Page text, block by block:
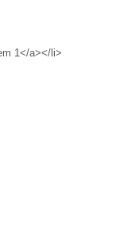
1</a></li>